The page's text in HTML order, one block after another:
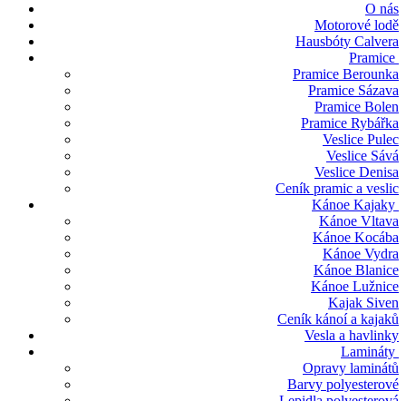
O nás
Motorové lodě
Hausbóty Calvera
Pramice
Pramice Berounka
Pramice Sázava
Pramice Bolen
Pramice Rybářka
Veslice Pulec
Veslice Sává
Veslice Denisa
Ceník pramic a veslic
Kánoe Kajaky
Kánoe Vltava
Kánoe Kocába
Kánoe Vydra
Kánoe Blanice
Kánoe Lužnice
Kajak Siven
Ceník kánoí a kajaků
Vesla a havlinky
Lamináty
Opravy laminátů
Barvy polyesterové